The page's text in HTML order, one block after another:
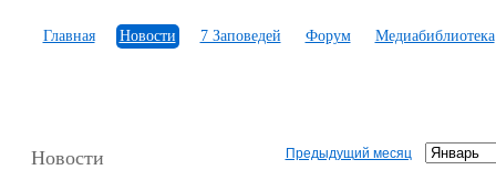
Главная Новости 7 Заповедей Форум Медиабиблиотека
Новости Предыдущий месяц